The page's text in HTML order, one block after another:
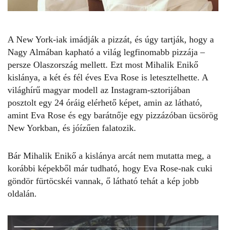
A New York-iak imádják a pizzát, és úgy tartják, hogy a
Nagy Almában kapható a világ legfinomabb pizzája –
persze Olaszország mellett. Ezt most Mihalik Enikő
kislánya, a két és fél éves Eva Rose is letesztelhette. A
világhírű magyar modell az Instagram-sztorijában
posztolt egy 24 óráig elérhető képet, amin az látható,
amint Eva Rose és egy barátnője egy pizzázóban ücsörög
New Yorkban, és jóízűen falatozik.
Bár Mihalik Enikő a kislánya arcát nem mutatta meg, a
korábbi képekből már tudható, hogy Eva Rose-nak cuki
göndör fürtöcskéi vannak, ő látható tehát a kép jobb
oldalán.